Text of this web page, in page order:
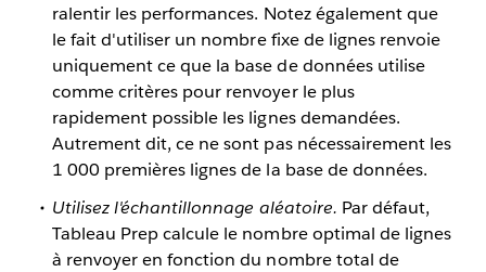
ralentir les performances. Notez également que
le fait d'utiliser un nombre fixe de lignes renvoie
uniquement ce que la base de données utilise
comme critères pour renvoyer le plus
rapidement possible les lignes demandées.
Autrement dit, ce ne sont pas nécessairement les
1 000 premières lignes de la base de données.
Utilisez l'échantillonnage aléatoire. Par défaut,
Tableau Prep calcule le nombre optimal de lignes
à renvoyer en fonction du nombre total de